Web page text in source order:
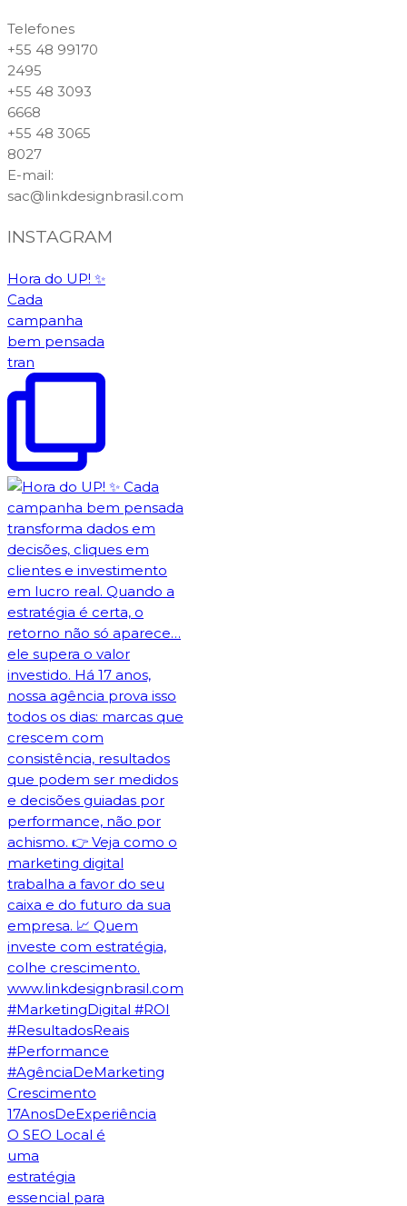
Telefones
+55 48 99170
2495
+55 48 3093
6668
+55 48 3065
8027
E-mail:
sac@linkdesignbrasil.com
INSTAGRAM
Hora do UP! ✨️
Cada
campanha
bem pensada
tran
O SEO Local é
uma
estratégia
essencial para